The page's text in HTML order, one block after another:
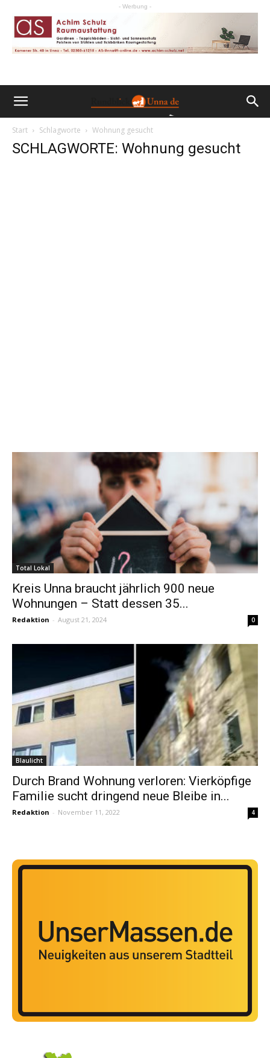
- Werbung -
Start Schlagworte Wohnung gesucht
SCHLAGWORTE: Wohnung gesucht
Total Lokal
Kreis Unna braucht jährlich 900 neue
Wohnungen – Statt dessen 35...
Redaktion - August 21, 2024 0
Blaulicht
Durch Brand Wohnung verloren: Vierköpfige
Familie sucht dringend neue Bleibe in...
Redaktion - November 11, 2022 4